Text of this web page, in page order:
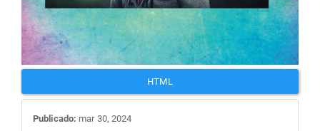
HTML
Publicado: mar 30, 2024